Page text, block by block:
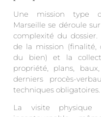
Une mission type
Marseille se déroule
complexité du
de la mission (finalité,
du bien) et la
propriété, plans,
derniers procès-
techniques obligatoires.
La visite